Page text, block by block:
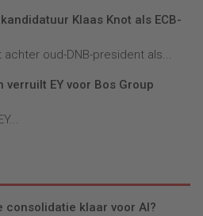
Klaas Knot als ECB-
oud-DNB-president als...
verruilt EY voor Bos Group
consolidatie klaar voor AI?